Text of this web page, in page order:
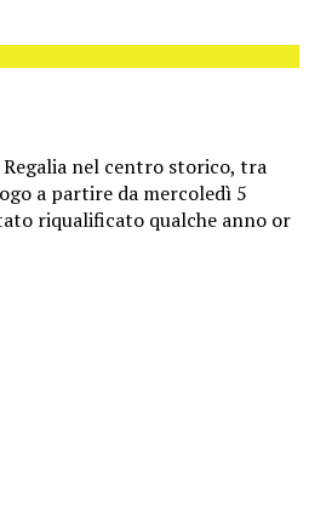
nel centro storico, tra
a partire da mercoledì 5
riqualificato qualche anno or